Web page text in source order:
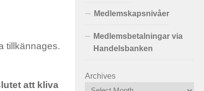
tillkännages.
att kliva
Medlemskapsnivåer
Medlemsbetalningar via
Handelsbanken
Archives